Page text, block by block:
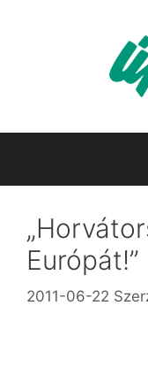
Európát!”
2011-06-22